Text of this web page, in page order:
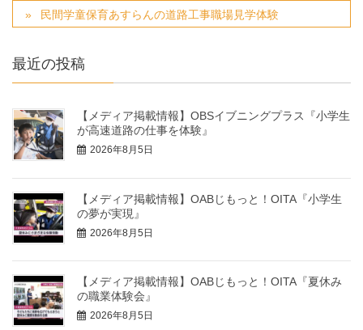
民間学童保育あすらんの道路工事職場見学体験
最近の投稿
【メディア掲載情報】OBSイブニングプラス『小学生
が高速道路の仕事を体験』
2026年8月5日
【メディア掲載情報】OABじもっと！OITA『小学生
の夢が実現』
2026年8月5日
【メディア掲載情報】OABじもっと！OITA『夏休み
の職業体験会』
2026年8月5日